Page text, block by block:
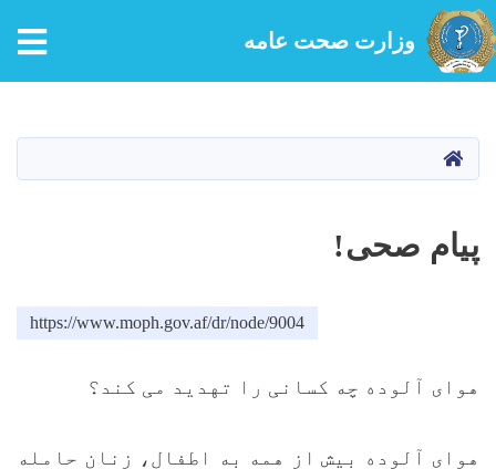
content
وزارت صحت عامه
HOME
پیام صحی!
https://www.moph.gov.af/dr/node/9004
هوای آلوده چه کسانی را تهدید می ‌کند؟
هوای آلوده بیش‌ از همه به اطفال، زنان حامله